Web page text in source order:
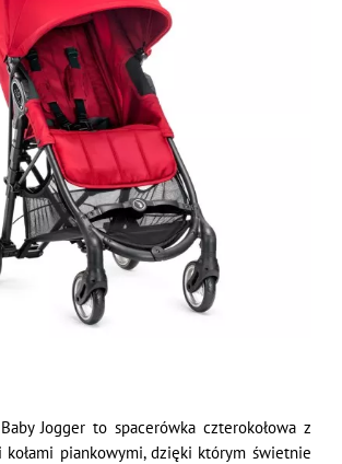
Jogger to spacerówka czterokołowa z
kołami piankowymi, dzięki którym świetnie